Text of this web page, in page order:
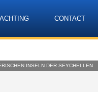
CONTACT
INSELN DER SEYCHELLEN